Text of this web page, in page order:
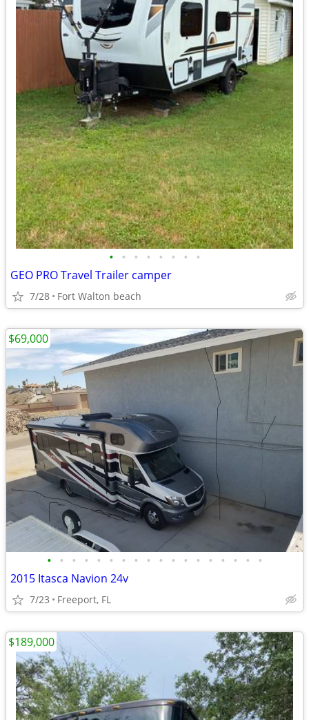
• • • • • • • •
GEO PRO Travel Trailer camper
7/28 Fort Walton beach
• • • • • • • • • • • • • • • • • •
2015 Itasca Navion 24v
7/23 Freeport, FL
$69,000
$189,000